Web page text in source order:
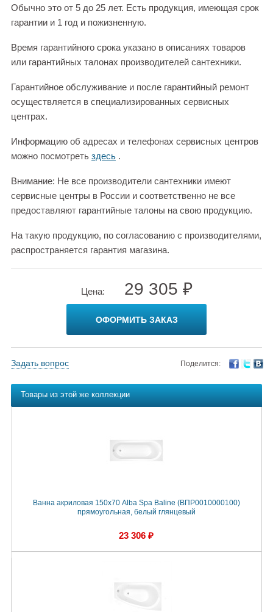
Обычно это от 5 до 25 лет. Есть продукция, имеющая срок
гарантии и 1 год и пожизненную.
Время гарантийного срока указано в описаниях товаров
или гарантийных талонах производителей сантехники.
Гарантийное обслуживание и после гарантийный ремонт
осуществляется в специализированных сервисных
центрах.
Информацию об адресах и телефонах сервисных центров
можно посмотреть здесь .
Внимание: Не все производители сантехники имеют
сервисные центры в России и соответственно не все
предоставляют гарантийные талоны на свою продукцию.
На такую продукцию, по согласованию с производителями,
распространяется гарантия магазина.
Цена: 29 305 ₽
ОФОРМИТЬ ЗАКАЗ
Задать вопрос Поделится:
Товары из этой же коллекции
Ванна акриловая 150х70 Alba Spa Baline (ВПР0010000100)
прямоугольная, белый глянцевый
23 306 ₽